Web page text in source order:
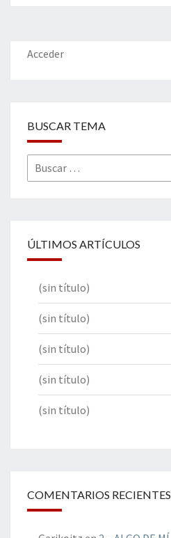
o
o
k
er dI
n
l
Acceder
BUSCAR TEMA
Buscar
por:
ÚLTIMOS ARTÍCULOS
(sin título)
(sin título)
(sin título)
(sin título)
(sin título)
COMENTARIOS RECIENTES